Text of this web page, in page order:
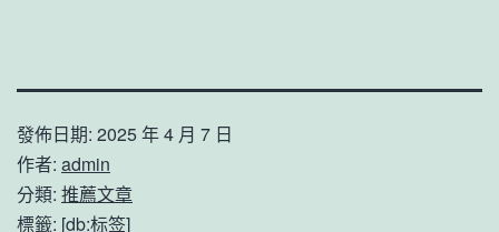
發佈日期: 2025 年 4 月 7 日
作者: admin
分類: 推薦文章
標籤: [db:标签]